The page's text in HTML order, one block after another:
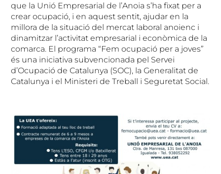
que la Unió Empresarial de l’Anoia s’ha fixat per a
crear ocupació, i en aquest sentit, ajudar en la
millora de la situació del mercat laboral anoienc i
dinamitzar l’activitat empresarial i econòmica de la
comarca. El programa “Fem ocupació per a joves”
és una iniciativa subvencionada pel Servei
d’Ocupació de Catalunya (SOC), la Generalitat de
Catalunya i el Ministeri de Treball i Seguretat Social.